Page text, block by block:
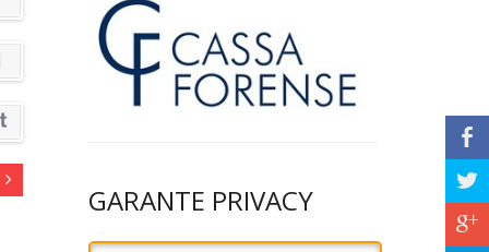
GARANTE PRIVACY
b
a
c